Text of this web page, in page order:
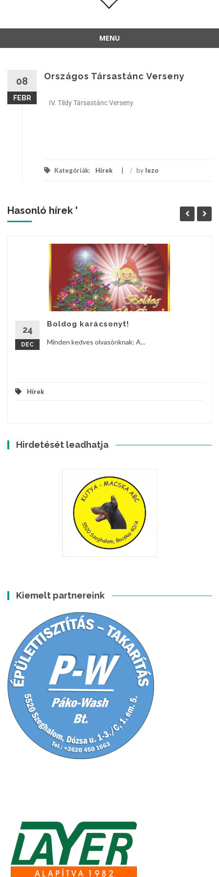
MENU
08
FEBR
Országos Társastánc Verseny
IV. Tildy Társastánc Verseny
Kategóriák: Hírek / by lezo
Hasonló hírek '
24
DEC
Boldog karácsonyt!
Minden kedves olvasónknak: A...
Hírek
Hirdetését leadhatja
Kiemelt partnereink